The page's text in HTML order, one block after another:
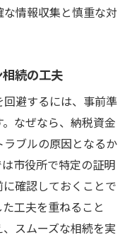
情報収集と慎重な対
続の工夫
避するには、事前準
なぜなら、納税資金
ブルの原因となるか
市役所で特定の証明
確認しておくことで
工夫を重ねること
スムーズな相続を実